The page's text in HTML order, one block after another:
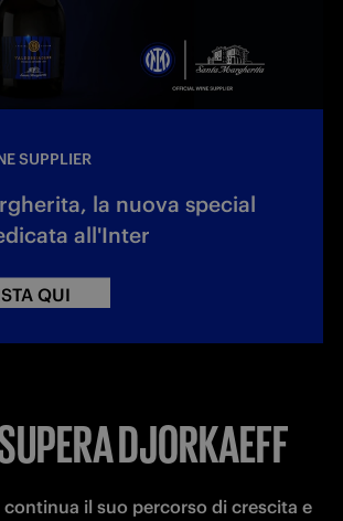
SUPPLIER
la nuova special
all'Inter
QUI
DJORKAEFF
continua il suo percorso di crescita e